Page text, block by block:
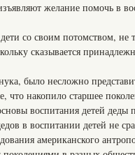
желание помочь в
со своим потомством, не
сказывается
было несложно
накопило старшее
воспитания детей деды
в воспитании детей не
американского